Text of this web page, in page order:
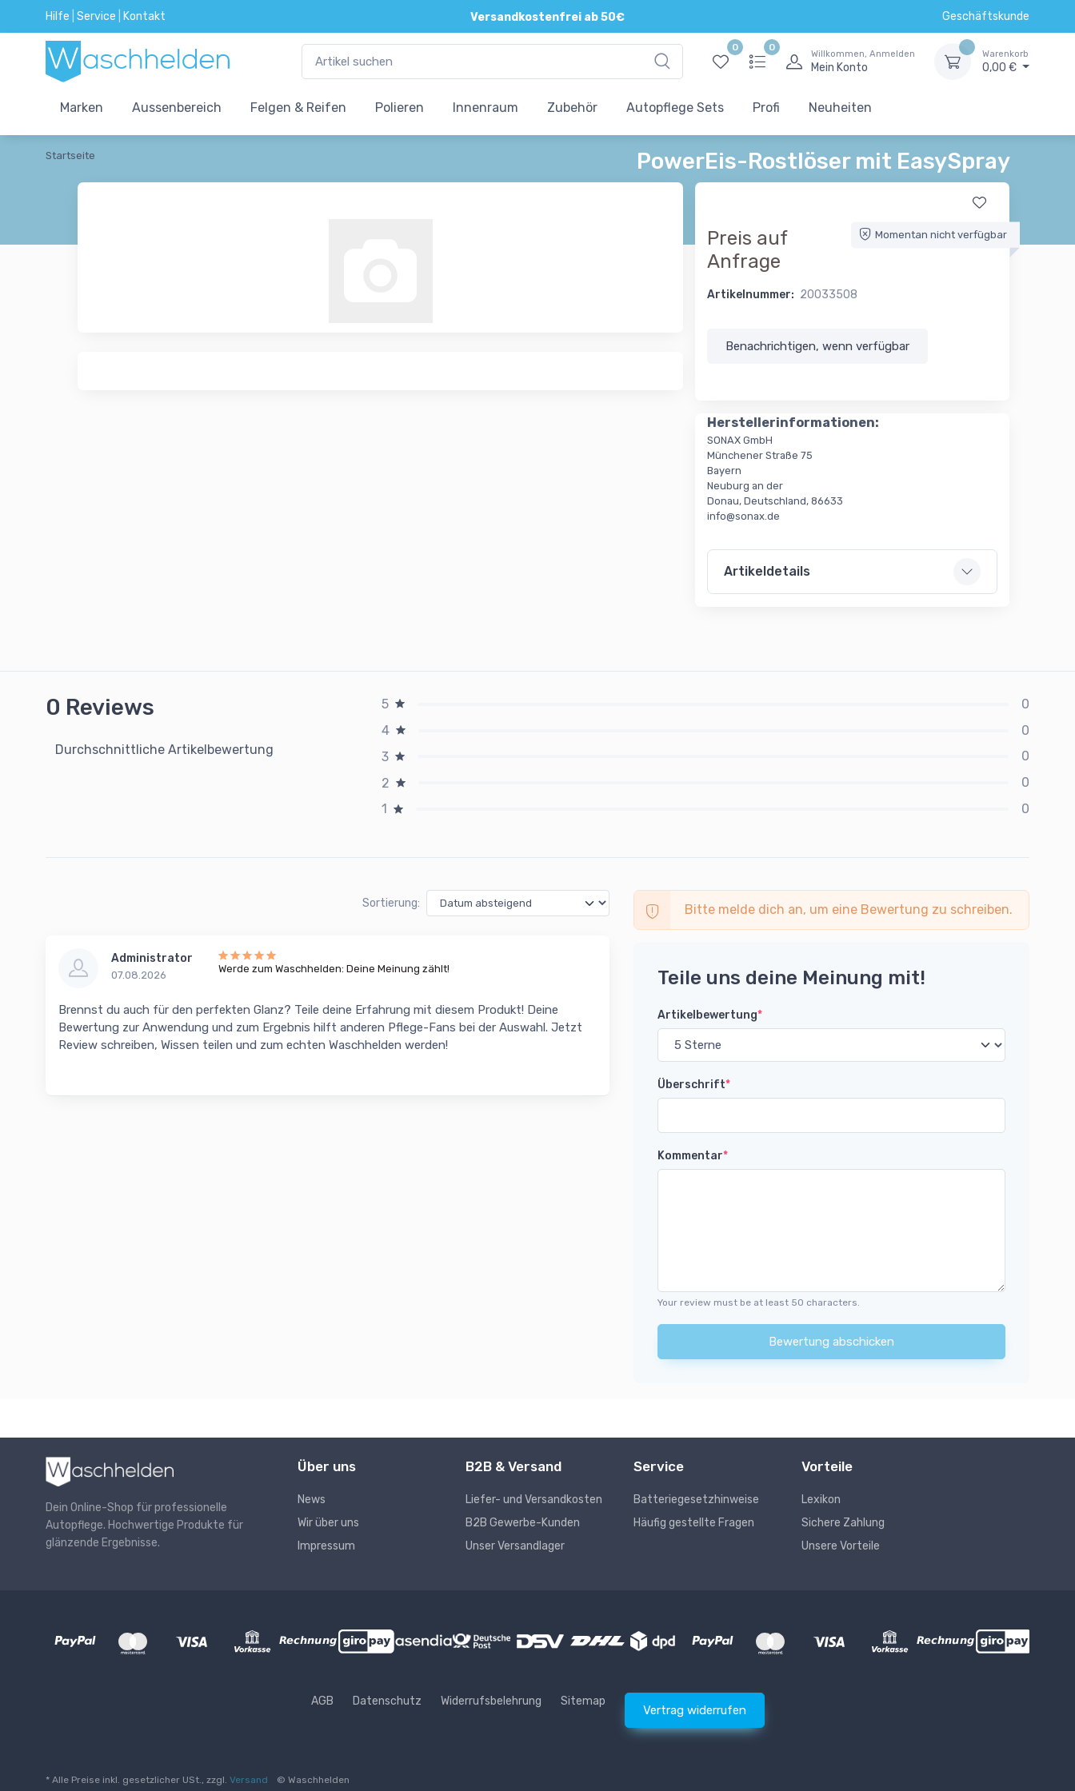
Hilfe Service Kontakt Versandkostenfrei ab 50€ Geschäftskunde
0 0
Willkommen, Anmelden
Mein Konto
Warenkorb
0,00 €
Marken Aussenbereich Felgen & Reifen Polieren Innenraum Zubehör Autopflege Sets Profi Neuheiten
Startseite PowerEis-Rostlöser mit EasySpray
Momentan nicht verfügbar
Preis auf
Anfrage
Artikelnummer: 20033508
Benachrichtigen, wenn verfügbar
Herstellerinformationen:
SONAX GmbH
Münchener Straße 75
Bayern
Neuburg an der
Donau, Deutschland, 86633
info@sonax.de
Artikeldetails
0 Reviews
Durchschnittliche Artikelbewertung
5
0
4
0
3
0
2
0
1
0
Sortierung:
Administrator
07.08.2026
Werde zum Waschhelden: Deine Meinung zählt!
Brennst du auch für den perfekten Glanz? Teile deine Erfahrung mit diesem Produkt! Deine
Bewertung zur Anwendung und zum Ergebnis hilft anderen Pflege-Fans bei der Auswahl. Jetzt
Review schreiben, Wissen teilen und zum echten Waschhelden werden!
Bitte melde dich an, um eine Bewertung zu schreiben.
Teile uns deine Meinung mit!
Artikelbewertung*
Überschrift*
Kommentar*
Your review must be at least 50 characters.
Bewertung abschicken
Dein Online-Shop für professionelle
Autopflege. Hochwertige Produkte für
glänzende Ergebnisse.
Über uns
News
Wir über uns
Impressum
B2B & Versand
Liefer- und Versandkosten
B2B Gewerbe-Kunden
Unser Versandlager
Service
Batteriegesetzhinweise
Häufig gestellte Fragen
Vorteile
Lexikon
Sichere Zahlung
Unsere Vorteile
AGB Datenschutz Widerrufsbelehrung Sitemap
Vertrag widerrufen
* Alle Preise inkl. gesetzlicher USt., zzgl. Versand © Waschhelden